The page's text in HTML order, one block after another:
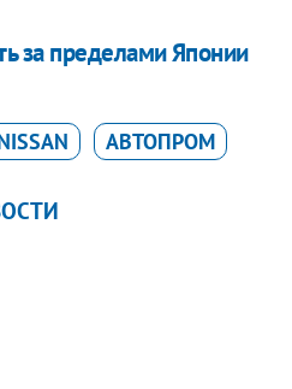
за пределами Японии
АВТОПРОМ